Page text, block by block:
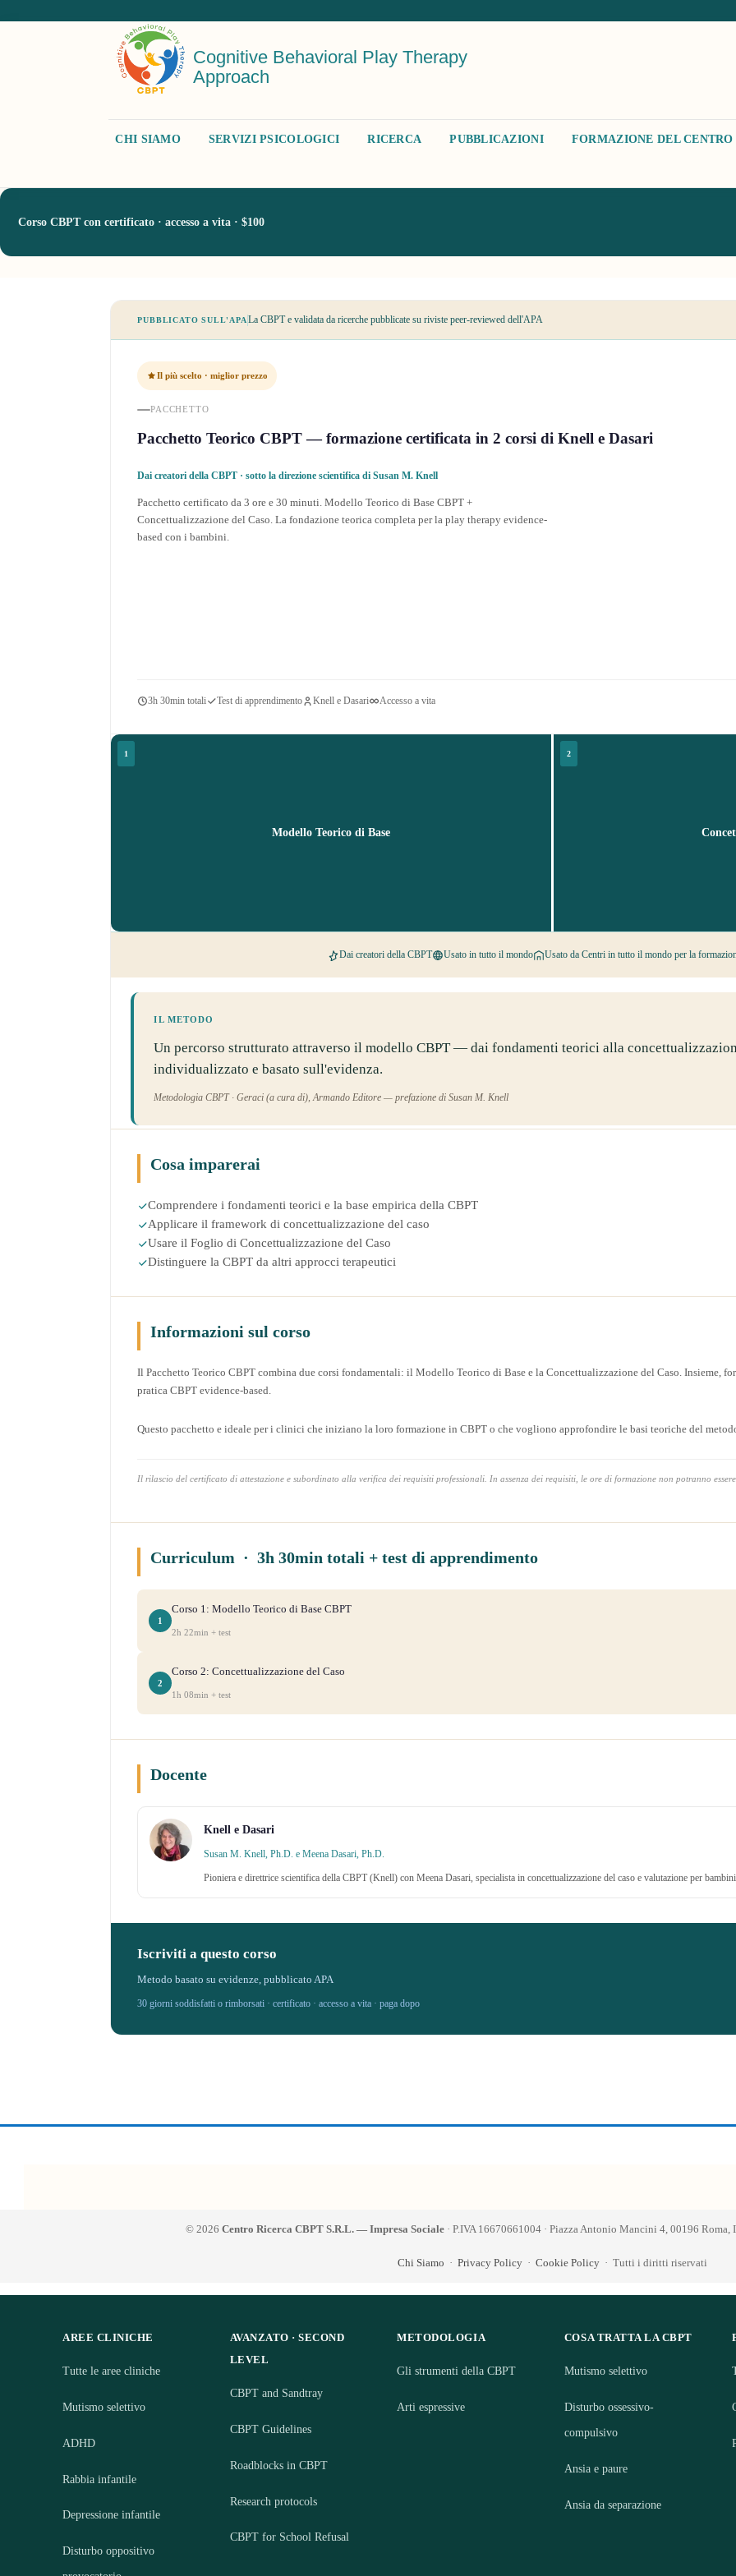
Cognitive Behavioral Play Therapy
Approach
CHI SIAMO SERVIZI PSICOLOGICI RICERCA PUBBLICAZIONI FORMAZIONE DEL
Corso CBPT con certificato · accesso a vita · $100
PUBBLICATO SULL'APALa CBPT e validata da ricerche pubblicate su riviste peer-reviewed dell'APA
Il più scelto · miglior prezzo
PACCHETTO
Pacchetto Teorico CBPT — formazione certificata in 2 corsi di Knell e Dasari
Dai creatori della CBPT · sotto la direzione scientifica di Susan M. Knell
Pacchetto certificato da 3 ore e 30 minuti. Modello Teorico di Base CBPT +
Concettualizzazione del Caso. La fondazione teorica completa per la play therapy evidence-
based con i bambini.
3h 30min totali Test di apprendimento Knell e Dasari Accesso a vita
1
Modello Teorico di Base
2
Dai creatori della CBPT Usato in tutto il mondo Usato da Centri in tutto il mondo per la
IL METODO
Un percorso strutturato attraverso il modello CBPT — dai fondamenti teorici alla
individualizzato e basato sull'evidenza.
Metodologia CBPT · Geraci (a cura di), Armando Editore — prefazione di Susan M. Knell
Cosa imparerai
Comprendere i fondamenti teorici e la base empirica della CBPT
Applicare il framework di concettualizzazione del caso
Usare il Foglio di Concettualizzazione del Caso
Distinguere la CBPT da altri approcci terapeutici
Informazioni sul corso
Il Pacchetto Teorico CBPT combina due corsi fondamentali: il Modello Teorico di Base e la Concettualizzazione del Caso. Insieme,
pratica CBPT evidence-based.
Questo pacchetto e ideale per i clinici che iniziano la loro formazione in CBPT o che vogliono approfondire le basi teoriche del
Il rilascio del certificato di attestazione e subordinato alla verifica dei requisiti professionali. In assenza dei requisiti, le ore di formazione non potranno essere
Curriculum · 3h 30min totali + test di apprendimento
1
Corso 1: Modello Teorico di Base CBPT
2h 22min + test
2
Corso 2: Concettualizzazione del Caso
1h 08min + test
Docente
Knell e Dasari
Susan M. Knell, Ph.D. e Meena Dasari, Ph.D.
Pioniera e direttrice scientifica della CBPT (Knell) con Meena Dasari, specialista in concettualizzazione del caso e valutazione per
Iscriviti a questo corso
Metodo basato su evidenze, pubblicato APA
30 giorni soddisfatti o rimborsati · certificato · accesso a vita · paga dopo
© 2026 Centro Ricerca CBPT S.R.L. — Impresa Sociale· P.IVA 16670661004 · Piazza Antonio Mancini 4, 00196 Roma,
Chi Siamo · Privacy Policy· Cookie Policy· Tutti i diritti riservati
AREE CLINICHE
Tutte le aree cliniche
Mutismo selettivo
ADHD
Rabbia infantile
Depressione infantile
Disturbo oppositivo
AVANZATO · SECOND
LEVEL
CBPT and Sandtray
CBPT Guidelines
Roadblocks in CBPT
Research protocols
CBPT for School Refusal
METODOLOGIA
Gli strumenti della CBPT
Arti espressive
COSA TRATTA LA CBPT
Mutismo selettivo
Disturbo ossessivo-
compulsivo
Ansia e paure
Ansia da separazione